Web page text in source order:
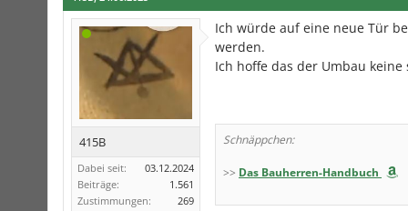
415B
Dabei seit:
03.12.2024
Beiträge:
1.561
Zustimmungen:
269
Ich würde auf eine neue Tür
werden.
Ich hoffe das der Umbau
Schnäppchen:
>> Das Bauherren-Handbuch